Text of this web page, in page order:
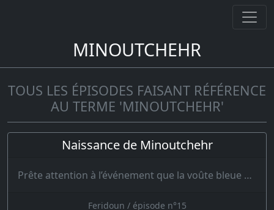
MINOUTCHEHR
TOUS LES ÉPISODES FAISANT RÉFÉRENCE
AU TERME 'MINOUTCHEHR'
Naissance de Minoutchehr
Prête attention à l’événement que la voûte bleue du ciel amena, après qu’elle eut tourné penda…
Feridoun / épisode n°15